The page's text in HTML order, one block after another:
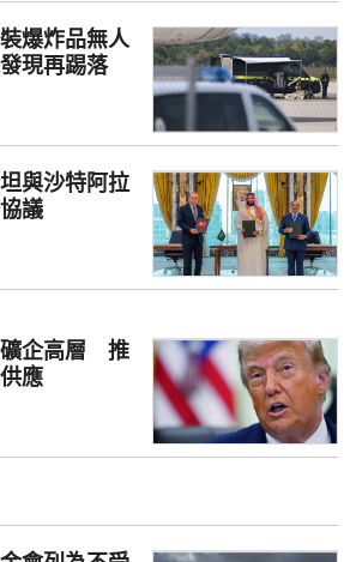
爆炸品無人
現再踢落
與沙特阿拉
議
礦企高層 推
應